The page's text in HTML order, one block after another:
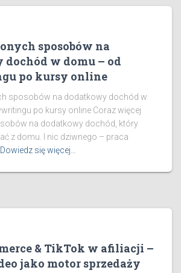
sposobów na
w domu – od
po kursy online
sposobów na dodatkowy dochód w
po kursy online Coraz więcej
na dodatkowy dochód, który
z domu. I nic dziwnego – praca
Dowiedz się więcej…
& TikTok w afiliacji –
jako motor sprzedaży